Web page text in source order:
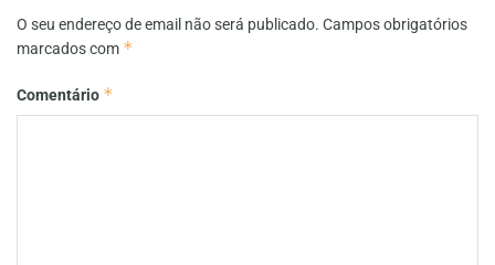
O seu endereço de email não será publicado. Campos obrigatórios
marcados com *
Comentário *